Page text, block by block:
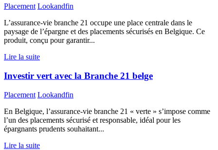
Placement Lookandfin
L’assurance-vie branche 21 occupe une place centrale dans le
paysage de l’épargne et des placements sécurisés en Belgique. Ce
produit, conçu pour garantir...
Lire la suite
Investir vert avec la Branche 21 belge
Placement Lookandfin
En Belgique, l’assurance-vie branche 21 « verte » s’impose comme
l’un des placements sécurisé et responsable, idéal pour les
épargnants prudents souhaitant...
Lire la suite